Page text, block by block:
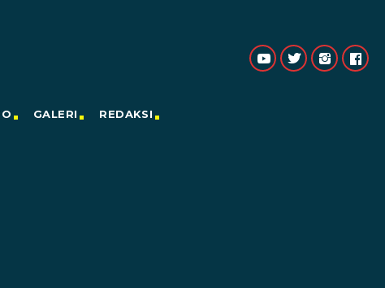
GALERI REDAKSI